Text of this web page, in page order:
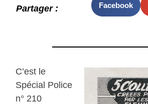
Partager : Facebook
C’est le
Spécial Police
n° 210